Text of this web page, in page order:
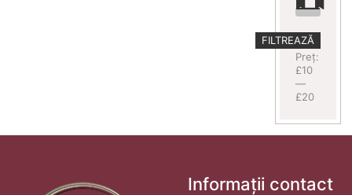
Preț
minim
Preț
maxim
FILTREAZĂ
Preț:
£10
—
£20
Informații contact